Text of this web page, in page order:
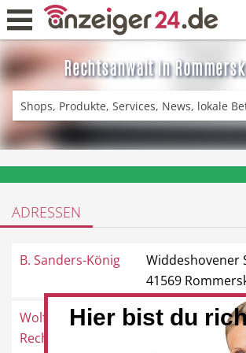
Rechtsanwalt in
Zurück
Fitness & Sport Einkaufen
DE-News News
Restaurant Hotel
ADRESSEN
B. Sanders-König
Widdeshovener
41569
Wolfgang Könen
Rechtsanwalt
Markt 7, 41569
Hier bist du